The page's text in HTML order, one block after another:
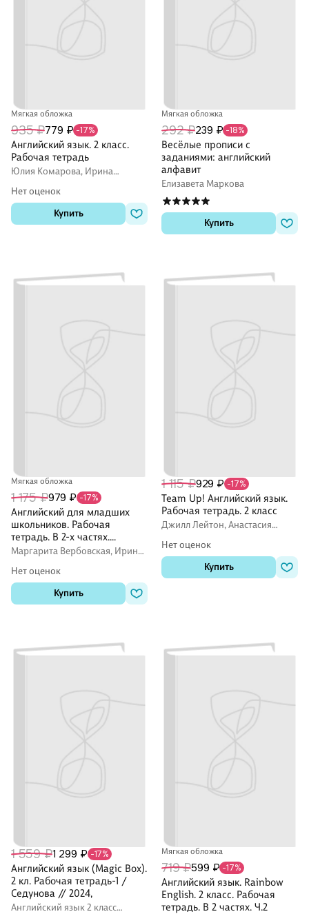
Мягкая обложка
935 ₽779 ₽ -17%
Английский язык. 2 класс.
Рабочая тетрадь
Юлия Комарова, Ирина
Нет оценок
Купить
Мягкая обложка
292 ₽239 ₽ -18%
Весёлые прописи с
заданиями: английский
алфавит
Елизавета Маркова
Купить
Мягкая обложка
1 175 ₽979 ₽ -17%
Английский для младших
школьников. Рабочая
тетрадь. В 2-х частях.
Комплект
Маргарита Вербовская, Ирина
Нет оценок
Купить
1 115 ₽929 ₽ -17%
Team Up! Английский язык.
Рабочая тетрадь. 2 класс
Джилл Лейтон, Анастасия
Нет оценок
Купить
1 559 ₽1 299 ₽ -17%
Английский язык (Magic Box).
2 кл. Рабочая тетрадь-1 /
Седунова // 2024,
Английский язык 2 класс
Мягкая обложка
719 ₽599 ₽ -17%
Английский язык. Rainbow
English. 2 класс. Рабочая
тетрадь. В 2 частях. Ч.2